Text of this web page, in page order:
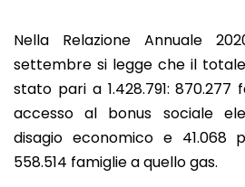
Nella Relazione Annuale
settembre si legge che il
stato pari a 1.428.791:
accesso al bonus sociale
disagio economico e 41.068
558.514 famiglie a quello gas.